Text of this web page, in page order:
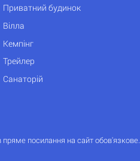
Приватний будинок
Вілла
Кемпінг
Трейлер
Санаторій
пряме посилання на сайт обов'язкове.